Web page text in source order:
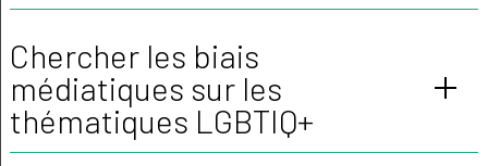
Chercher les biais
médiatiques sur les
thématiques LGBTIQ+